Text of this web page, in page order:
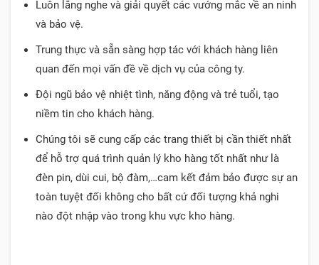
Luôn lắng nghe và giải quyết các vướng mắc về an ninh
và bảo vệ.
Trung thực và sẵn sàng hợp tác với khách hàng liên
quan đến mọi vấn đề về dịch vụ của công ty.
Đội ngũ bảo vệ nhiệt tình, năng động và trẻ tuổi, tạo
niềm tin cho khách hàng.
Chúng tôi sẽ cung cấp các trang thiết bị cần thiết nhất
để hỗ trợ quá trình quản lý kho hàng tốt nhất như là
đèn pin, dùi cui, bộ đàm,…cam kết đảm bảo được sự an
toàn tuyệt đối không cho bất cứ đối tượng khả nghi
nào đột nhập vào trong khu vực kho hàng.